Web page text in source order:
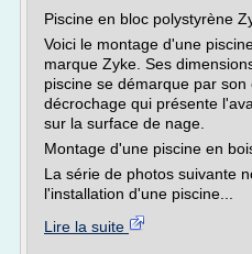
Piscine en bloc polystyrène
Voici le montage d'une
marque Zyke. Ses
piscine se démarque par son
décrochage qui présente
sur la surface de nage.
Montage d'une piscine en
La série de photos suivante
l'installation d'une piscine...
Lire la suite